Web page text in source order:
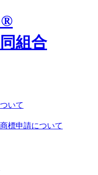
いて
標申請について